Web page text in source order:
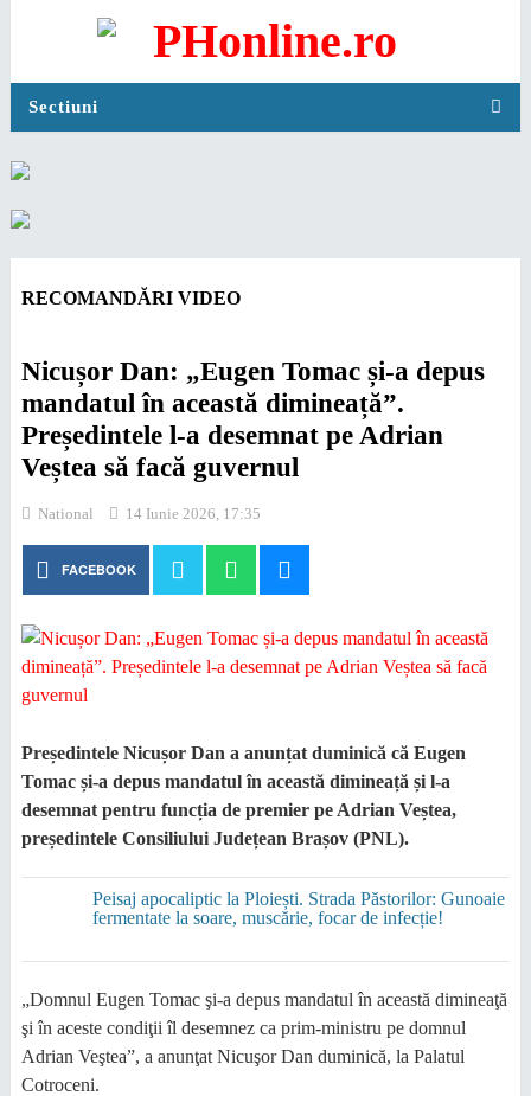
Sectiuni
RECOMANDĂRI VIDEO
Nicușor Dan: „Eugen Tomac și-a depus
mandatul în această dimineață”.
Președintele l-a desemnat pe Adrian
Veștea să facă guvernul
National 14 Iunie 2026, 17:35
FACEBOOK
Președintele Nicușor Dan a anunțat duminică că Eugen
Tomac și-a depus mandatul în această dimineață și l-a
desemnat pentru funcția de premier pe Adrian Veștea,
președintele Consiliului Județean Brașov (PNL).
Peisaj apocaliptic la Ploiești. Strada Păstorilor: Gunoaie
fermentate la soare, muscărie, focar de infecție!
„Domnul Eugen Tomac şi-a depus mandatul în această dimineaţă
şi în aceste condiţii îl desemnez ca prim-ministru pe domnul
Adrian Veştea”, a anunţat Nicuşor Dan duminică, la Palatul
Cotroceni.